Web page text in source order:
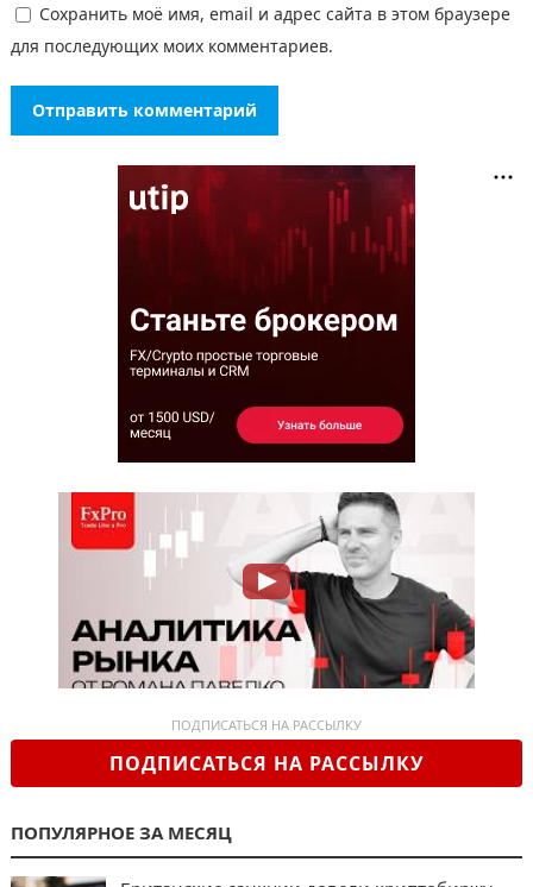
Сохранить моё имя, email и адрес сайта в этом браузере
для последующих моих комментариев.
ПОДПИСАТЬСЯ НА РАССЫЛКУ
ПОДПИСАТЬСЯ НА РАССЫЛКУ
ПОПУЛЯРНОЕ ЗА МЕСЯЦ